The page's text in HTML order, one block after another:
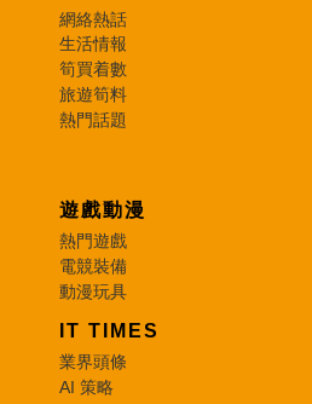
網絡熱話
生活情報
筍買着數
旅遊筍料
熱門話題
遊戲動漫
熱門遊戲
電競裝備
動漫玩具
IT TIMES
業界頭條
AI 策略